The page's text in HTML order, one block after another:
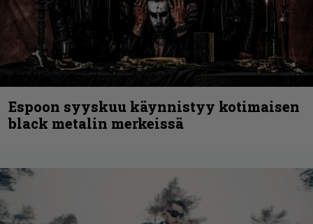
Espoon syyskuu käynnistyy kotimaisen
black metalin merkeissä